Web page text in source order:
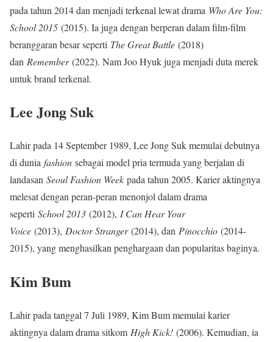
pada tahun 2014 dan menjadi terkenal lewat drama Who Are You:
School 2015 (2015). Ia juga dengan berperan dalam film-film
beranggaran besar seperti The Great Battle (2018)
dan Remember(2022). Nam Joo Hyuk juga menjadi duta merek
untuk brand terkenal.
Lee Jong Suk
Lahir pada 14 September 1989, Lee Jong Suk memulai debutnya
di dunia fashion sebagai model pria termuda yang berjalan di
landasan Seoul Fashion Week pada tahun 2005. Karier aktingnya
melesat dengan peran-peran menonjol dalam drama
seperti School 2013 (2012), I Can Hear Your
Voice (2013), Doctor Stranger(2014), dan Pinocchio (2014-
2015), yang menghasilkan penghargaan dan popularitas baginya.
Kim Bum
Lahir pada tanggal 7 Juli 1989, Kim Bum memulai karier
aktingnya dalam drama sitkom High Kick! (2006). Kemudian, ia